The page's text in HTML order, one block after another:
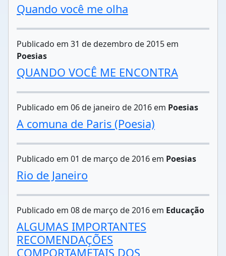
Quando você me olha
Publicado em 31 de dezembro de 2015 em
Poesias
QUANDO VOCÊ ME ENCONTRA
Publicado em 06 de janeiro de 2016 em Poesias
A comuna de Paris (Poesia)
Publicado em 01 de março de 2016 em Poesias
Rio de Janeiro
Publicado em 08 de março de 2016 em Educação
ALGUMAS IMPORTANTES
RECOMENDAÇÕES
COMPORTAMETAIS DOS